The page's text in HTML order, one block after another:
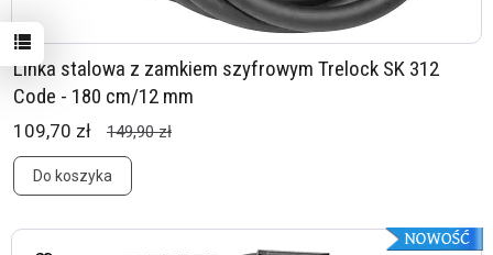
Linka stalowa z zamkiem szyfrowym Trelock SK 312
Code - 180 cm/12 mm
109,70 zł 149,90 zł
Do koszyka